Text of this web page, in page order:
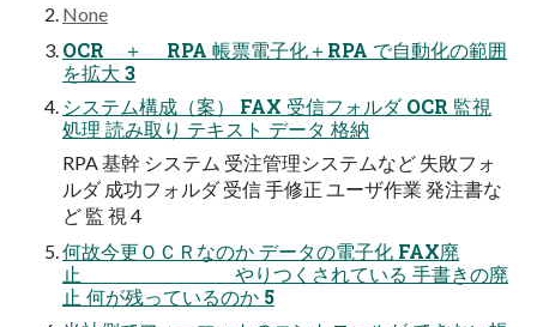
None
OCR ＋ RPA 帳票電子化＋RPA で自動化の範囲
を拡大 3
システム構成（案） FAX 受信フォルダ OCR 監視
処理 読み取り テキスト データ 格納
RPA 基幹 システム 受注管理システムなど 失敗フォ
ルダ 成功フォルダ 受信 手修正 ユーザ作業 発注書な
ど 監 視 4
何故今更ＯＣＲなのか データの電子化 FAX廃
止 やりつくされている 手書きの廃
止 何が残っているのか 5